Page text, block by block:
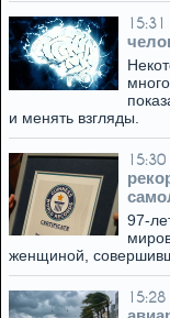
15:31
и менять взгляды.
15:30
97-
женщиной,
15:28